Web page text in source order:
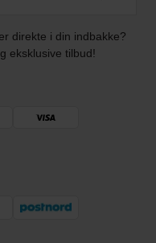
direkte i din indbakke?
eksklusive tilbud!